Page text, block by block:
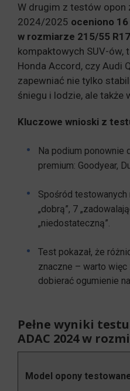
W drugim z testów opon
2024/2025 oceniono
w rozmiarze 215/55 R17
kompaktowych SUV-ów,
Honda Accord, czy Audi
zapewniać nie tylko
śniegu i lodzie, ale także
Kluczowe wnioski z
Na podium ponownie
premium: Goodyear,
Spośród testowanych
„dobrą”, 7
„niedostateczną”.
Test pokazał, że
znaczne – warto
dobierać ogumienie
Pełne wyniki
ADAC 2024 w
Model opony